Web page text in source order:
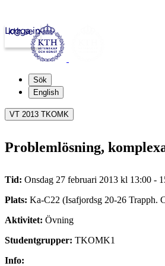
kth.se
Logga in
Sök
English
VT 2013 TKOMK
Problemlösning,
Tid: Onsdag 27 februari 2013 kl 13:00 -
Plats: Ka-C22 (Isafjordsg 20-26 Trapph.
Aktivitet: Övning
Studentgrupper: TKOMK1
Info: